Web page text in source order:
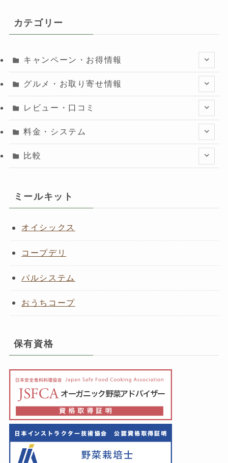
カテゴリー
キャンペーン・お得情報
グルメ・お取り寄せ情報
レビュー・口コミ
料金・システム
比較
ミールキット
オイシックス
コープデリ
パルシステム
おうちコープ
保有資格